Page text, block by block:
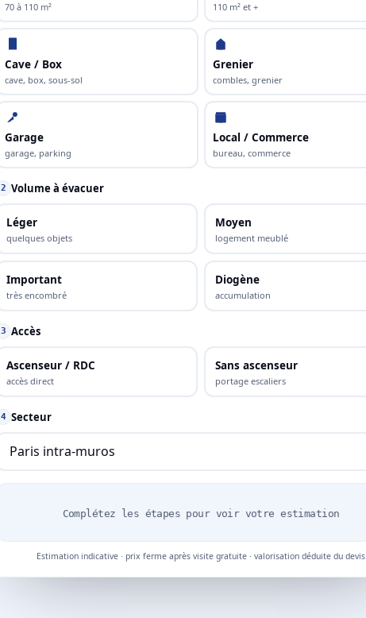
70 à 110 m² 110 m² et +
Cave / Box
cave, box, sous-sol
Grenier
combles, grenier
Garage
garage, parking
Local / Commerce
bureau, commerce
2 Volume à évacuer
Léger
quelques objets
Moyen
logement meublé
Important
très encombré
Diogène
accumulation
3 Accès
Ascenseur / RDC
accès direct
Sans ascenseur
portage escaliers
4 Secteur
Complétez les étapes pour voir votre estimation
Estimation indicative · prix ferme après visite gratuite · valorisation déduite du devis